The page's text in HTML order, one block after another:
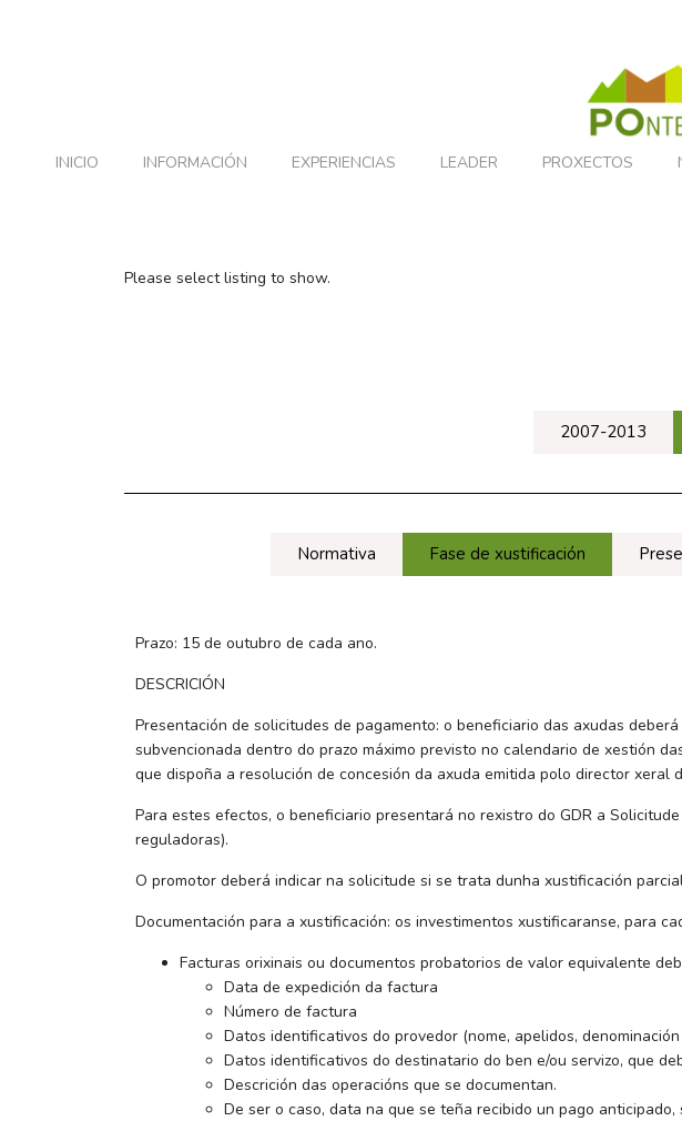
INICIO INFORMACIÓN EXPERIENCIAS LEADER PROXECTOS
Please select listing to show.
2007-2013
Normativa Fase de xustificación
Prazo: 15 de outubro de cada ano.
DESCRICIÓN
Presentación de solicitudes de pagamento: o beneficiario das axudas
subvencionada dentro do prazo máximo previsto no calendario de xestión
que dispoña a resolución de concesión da axuda emitida polo director xeral
Para estes efectos, o beneficiario presentará no rexistro do GDR a
reguladoras).
O promotor deberá indicar na solicitude si se trata dunha xustificación
Documentación para a xustificación: os investimentos xustificaranse, para
Facturas orixinais ou documentos probatorios de valor equivalente
Data de expedición da factura
Número de factura
Datos identificativos do provedor (nome, apelidos, denominación
Datos identificativos do destinatario do ben e/ou servizo, que
Descrición das operacións que se documentan.
De ser o caso, data na que se teña recibido un pago